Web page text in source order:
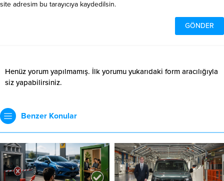
site adresim bu tarayıcıya kaydedilsin.
Henüz yorum yapılmamış. İlk yorumu yukarıdaki form aracılığıyla
siz yapabilirsiniz.
Benzer Konular